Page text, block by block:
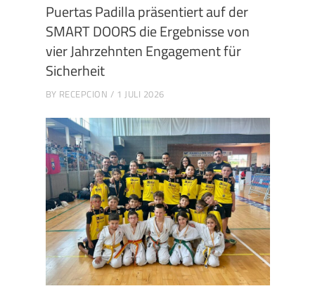
Puertas Padilla präsentiert auf der
SMART DOORS die Ergebnisse von
vier Jahrzehnten Engagement für
Sicherheit
BY RECEPCION 1 JULI 2026